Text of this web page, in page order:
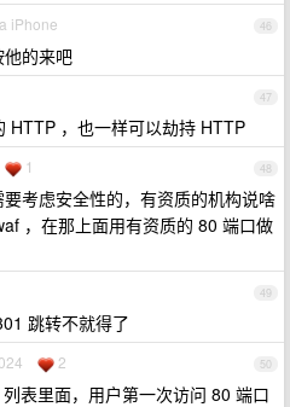
46
iPhone
的来吧
47
HTTP ，也一样可以劫持 HTTP
48
1
考虑安全性的，有资质的机构说啥
，在那上面用有资质的 80 端口做
49
跳转不就得了
50
2
表里面，用户第一次访问 80 端口